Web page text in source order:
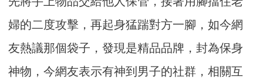
婦的二度攻擊，再起身猛踹對方一腳，如今網
友熱議那個袋子，發現是精品品牌，封為保身
神物，今網友表示有神到男子的社群，相關互